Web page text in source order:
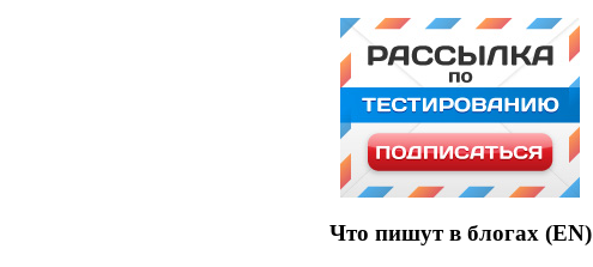
Что пишут в блогах (EN)